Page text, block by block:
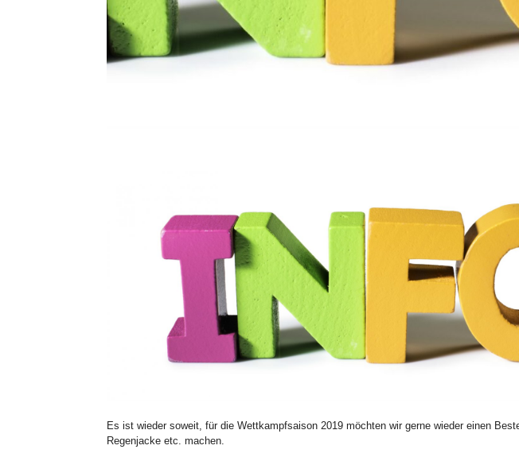
Es ist wieder soweit, für die Wettkampfsaison 2019 möchten wir gerne wieder einen
Regenjacke etc. machen.